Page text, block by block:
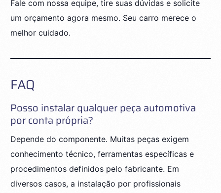
Fale com nossa equipe, tire suas dúvidas e solicite
um orçamento agora mesmo. Seu carro merece o
melhor cuidado.
FAQ
Posso instalar qualquer peça automotiva
por conta própria?
Depende do componente. Muitas peças exigem
conhecimento técnico, ferramentas específicas e
procedimentos definidos pelo fabricante. Em
diversos casos, a instalação por profissionais